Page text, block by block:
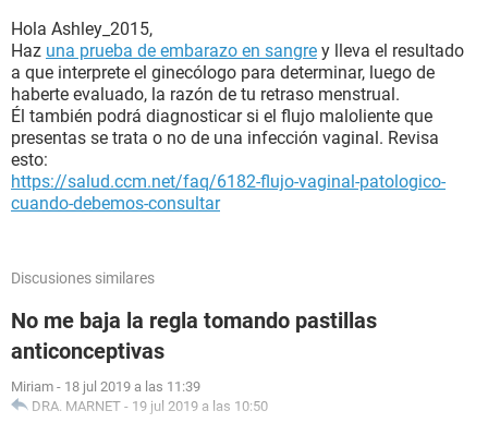
Hola Ashley_2015,
Haz una prueba de embarazo en sangre y lleva el resultado
a que interprete el ginecólogo para determinar, luego de
haberte evaluado, la razón de tu retraso menstrual.
Él también podrá diagnosticar si el flujo maloliente que
presentas se trata o no de una infección vaginal. Revisa
esto:
https://salud.ccm.net/faq/6182-flujo-vaginal-patologico-
cuando-debemos-consultar
Discusiones similares
No me baja la regla tomando pastillas
anticonceptivas
Miriam - 18 jul 2019 a las 11:39
DRA. MARNET - 19 jul 2019 a las 10:50